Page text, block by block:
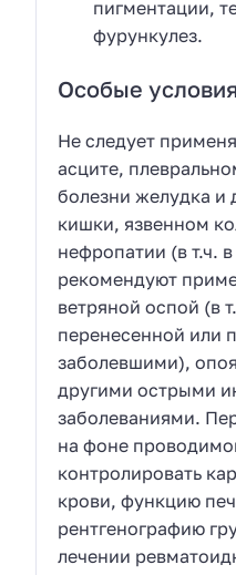
пигментации,
фурункулез.
Особые условия
Не следует
асците,
болезни желудка и
кишки, язвенном
нефропатии (в т.ч.
рекомендуют
ветряной оспой (в
перенесенной или
заболевшими),
другими острыми
заболеваниями.
на фоне
контролировать
крови, функцию
рентгенографию
лечении